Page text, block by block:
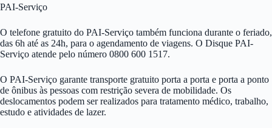
PAI-Serviço
O telefone gratuito do PAI-Serviço também funciona durante o feriado,
das 6h até as 24h, para o agendamento de viagens. O Disque PAI-
Serviço atende pelo número 0800 600 1517.
O PAI-Serviço garante transporte gratuito porta a porta e porta a ponto
de ônibus às pessoas com restrição severa de mobilidade. Os
deslocamentos podem ser realizados para tratamento médico, trabalho,
estudo e atividades de lazer.